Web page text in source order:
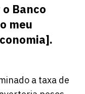
Banco
meu
a taxa de